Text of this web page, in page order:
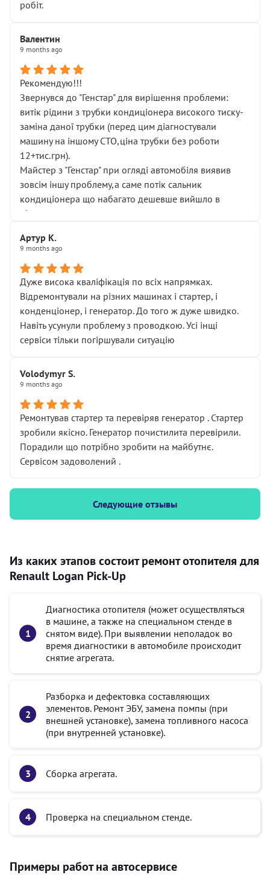
робіт.
Валентин
9 months ago
Рекомендую!!!
Звернувся до "Генстар" для вирішення проблеми:
витік рідини з трубки кондиціонера високого тиску-
заміна даної трубки (перед цим діагностували
машину на іншому СТО,ціна трубки без роботи
12+тис.грн).
Майстер з "Генстар" при огляді автомобіля виявив
зовсім іншу проблему,а саме потік сальник
кондиціонера що набагато дешевше вийшло в
підсумку.
Артур К.
9 months ago
Дуже висока кваліфікація по всіх напрямках.
Відремонтували на різних машинах і стартер, і
конденціонер, і генератор. До того ж дуже швидко.
Навіть усунули проблему з проводкою. Усі інщі
сервіси тільки погіршували ситуацію
Volodymyr S.
9 months ago
Ремонтував стартер та перевіряв генератор . Стартер
зробили якісно. Генератор почистилита перевірили.
Порадили що потрібно зробити на майбутнє.
Сервісом задоволений .
Следующие отзывы
Из каких этапов состоит ремонт отопителя для
Renault Logan Pick-Up
Диагностика отопителя (может осуществляться
в машине, а также на специальном стенде в
снятом виде). При выявлении неполадок во
время диагностики в автомобиле происходит
снятие агрегата.
Разборка и дефектовка составляющих
элементов. Ремонт ЭБУ, замена помпы (при
внешней установке), замена топливного насоса
(при внутренней установке).
Сборка агрегата.
Проверка на специальном стенде.
Примеры работ на автосервисе